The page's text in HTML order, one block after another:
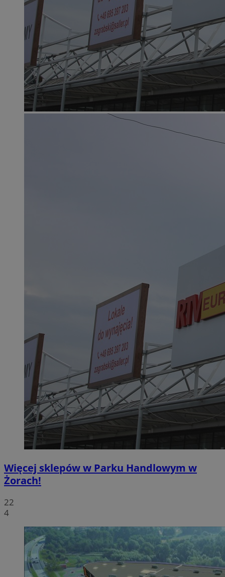
Więcej sklepów w Parku Handlowym w
Żorach!
22
4